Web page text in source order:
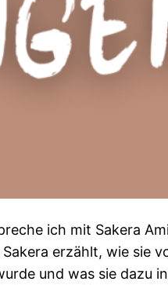
ich mit Sakera
Sakera erzählt, wie sie
und was sie dazu